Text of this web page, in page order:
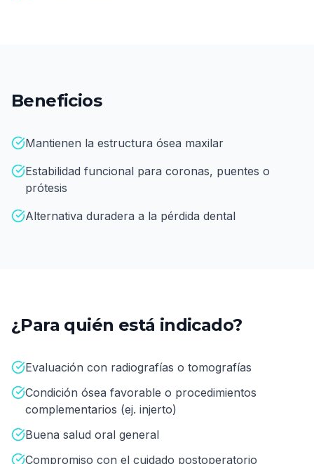
Beneficios
Mantienen la estructura ósea maxilar
Estabilidad funcional para coronas, puentes o
prótesis
Alternativa duradera a la pérdida dental
¿Para quién está indicado?
Evaluación con radiografías o tomografías
Condición ósea favorable o procedimientos
complementarios (ej. injerto)
Buena salud oral general
Compromiso con el cuidado postoperatorio